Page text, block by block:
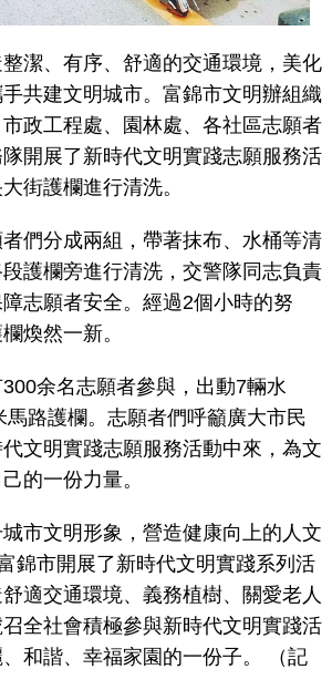
、有序、舒適的交通環境，美化
共建文明城市。富錦市文明辦組織
政工程處、園林處、各社區志願者
開展了新時代文明實踐志願服務活
街護欄進行清洗。
分成兩組，帶著抹布、水桶等清
護欄旁進行清洗，交警隊同志負責
志願者安全。經過2個小時的努
煥然一新。
余名志願者參與，出動7輛水
馬路護欄。志願者們呼籲廣大市民
文明實踐志願服務活動中來，為文
的一份力量。
文明形象，營造健康向上的人文
錦市開展了新時代文明實踐系列活
適交通環境、義務植樹、關愛老人
全社會積極參與新時代文明實踐活
和諧、幸福家園的一份子。 （記